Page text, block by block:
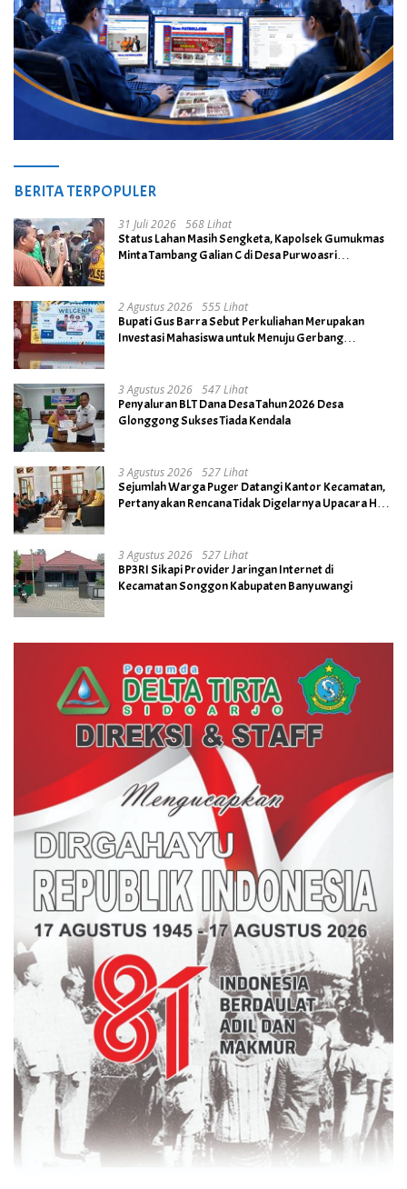
BERITA TERPOPULER
31 Juli 2026 568 Lihat
Status Lahan Masih Sengketa, Kapolsek Gumukmas
Minta Tambang Galian C di Desa Purwoasri
2 Agustus 2026 555 Lihat
Bupati Gus Barra Sebut Perkuliahan Merupakan
Investasi Mahasiswa untuk Menuju Gerbang
3 Agustus 2026 547 Lihat
Penyaluran BLT Dana Desa Tahun 2026 Desa
Glonggong Sukses Tiada Kendala
3 Agustus 2026 527 Lihat
Sejumlah Warga Puger Datangi Kantor Kecamatan,
Pertanyakan Rencana Tidak Digelarnya Upacara HUT
3 Agustus 2026 527 Lihat
BP3RI Sikapi Provider Jaringan Internet di
Kecamatan Songgon Kabupaten Banyuwangi